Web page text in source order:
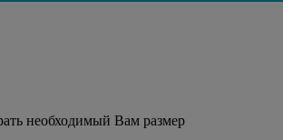
необходимый Вам размер